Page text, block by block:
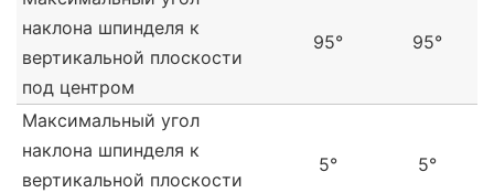
наклона шпинделя к
вертикальной плоскости
под центром
95° 95°
Максимальный угол
наклона шпинделя к
вертикальной плоскости
5° 5°